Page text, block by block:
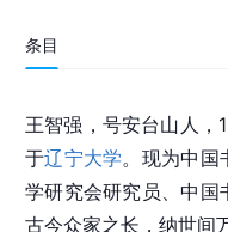
条目
王智强，号安台山人，
于辽宁大学。现为中国
学研究会研究员、中国
古今众家之长，纳世间